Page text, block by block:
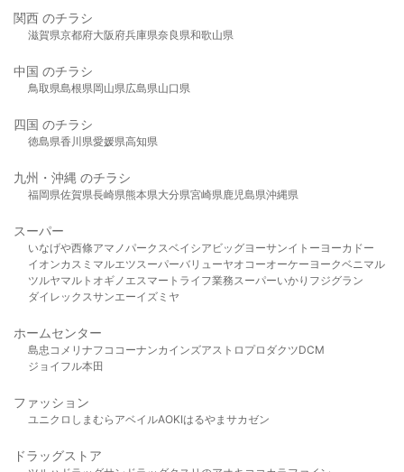
関西 のチラシ
滋賀県京都府大阪府兵庫県奈良県和歌山県
中国 のチラシ
鳥取県島根県岡山県広島県山口県
四国 のチラシ
徳島県香川県愛媛県高知県
九州・沖縄 のチラシ
福岡県佐賀県長崎県熊本県大分県宮崎県鹿児島県沖縄県
スーパー
いなげや西條アマノパークスベイシア ビッグヨーサンイトーヨーカドー
イオンカスミ マルエツスーパーバリューヤオコーオーケー ヨークベニマル
ツルヤマルト オギノ エスマート ライフ業務スーパーいかり フジグラン
ダイレックスサンエーイズミヤ
ホームセンター
島忠 コメリ ナフコ コーナンカインズアストロプロダクツDCM
ジョイフル本田
ファッション
ユニクロ しまむら アベイルAOKIはるやま サカゼン
ドラッグストア